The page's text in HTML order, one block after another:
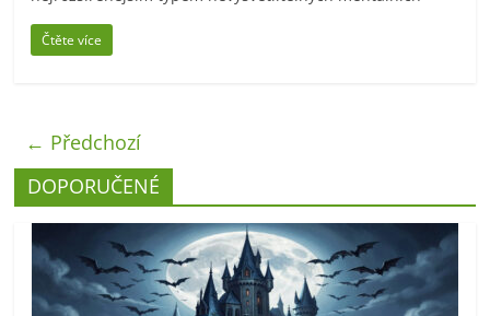
Čtěte více
← Předchozí
DOPORUČENÉ